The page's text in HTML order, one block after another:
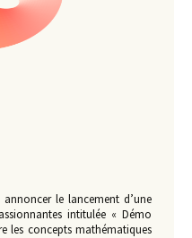
le lancement d’une
intitulée « Démo
les concepts mathématiques